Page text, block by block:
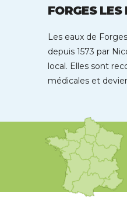
FORGES LES
Les eaux de
depuis 1573 par
local. Elles sont
médicales et